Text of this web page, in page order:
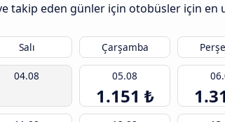
takip eden günler için otobüsler için en
Salı Çarşamba
04.08 05.08
1.151 ₺